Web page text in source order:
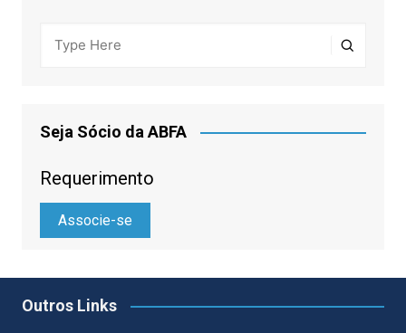
Seja Sócio da ABFA
Requerimento
Associe-se
Outros Links